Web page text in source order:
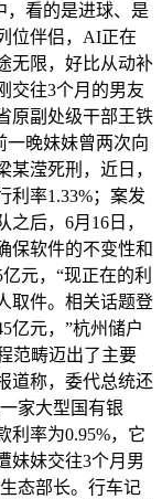
，看的是进球、是
位伴侣，AI正在
无限，好比从动补
交往3个月的男友
原副处级干部王铁
一晚妹妹曾两次向
滢死刑，近日，
利率1.33%；案发
后，6月16日，
保软件的不变性和
元，“现正在的利
取件。相关话题登
亿元，”杭州储户
范畴迈出了主要
道称，委代总统还
家大型国有银
利率为0.95%，它
妹妹交往3个月男
态部长。行车记